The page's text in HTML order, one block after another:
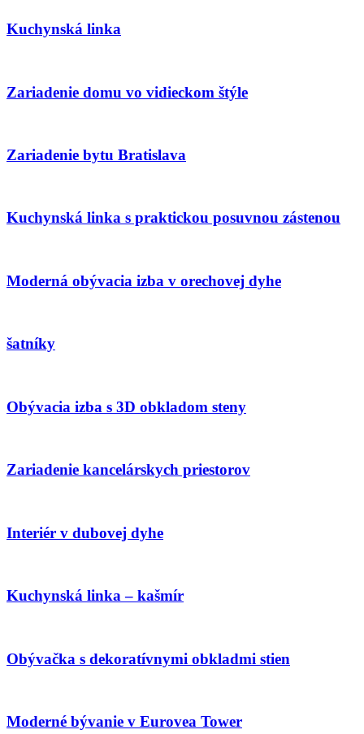
Kuchynská linka
Zariadenie domu vo vidieckom štýle
Zariadenie bytu Bratislava
Kuchynská linka s praktickou posuvnou zástenou
Moderná obývacia izba v orechovej dyhe
šatníky
Obývacia izba s 3D obkladom steny
Zariadenie kancelárskych priestorov
Interiér v dubovej dyhe
Kuchynská linka – kašmír
Obývačka s dekoratívnymi obkladmi stien
Moderné bývanie v Eurovea Tower